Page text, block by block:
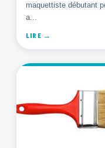
maquettiste débutant
a...
LIRE →